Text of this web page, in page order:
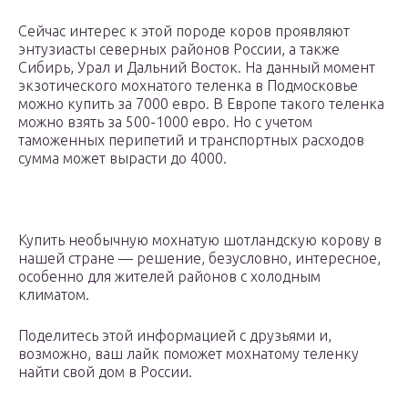
Сейчас интерес к этой породе коров проявляют
энтузиасты северных районов России, а также
Сибирь, Урал и Дальний Восток. На данный момент
экзотического мохнатого теленка в Подмосковье
можно купить за 7000 евро. В Европе такого теленка
можно взять за 500-1000 евро. Но с учетом
таможенных перипетий и транспортных расходов
сумма может вырасти до 4000.
Купить необычную мохнатую шотландскую корову в
нашей стране — решение, безусловно, интересное,
особенно для жителей районов с холодным
климатом.
Поделитесь этой информацией с друзьями и,
возможно, ваш лайк поможет мохнатому теленку
найти свой дом в России.